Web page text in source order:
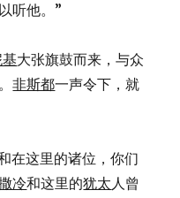
听他。”
大张旗鼓而来，与众
非斯都一声令下，就
在这里的诸位，你们
冷和这里的犹太人曾